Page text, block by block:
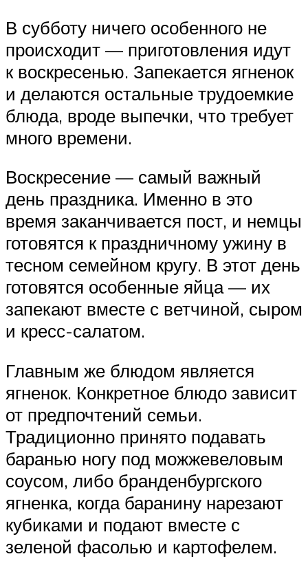
В субботу ничего особенного не
происходит — приготовления идут
к воскресенью. Запекается ягненок
и делаются остальные трудоемкие
блюда, вроде выпечки, что требует
много времени.
Воскресение — самый важный
день праздника. Именно в это
время заканчивается пост, и немцы
готовятся к праздничному ужину в
тесном семейном кругу. В этот день
готовятся особенные яйца — их
запекают вместе с ветчиной, сыром
и кресс-салатом.
Главным же блюдом является
ягненок. Конкретное блюдо зависит
от предпочтений семьи.
Традиционно принято подавать
баранью ногу под можжевеловым
соусом, либо бранденбургского
ягненка, когда баранину нарезают
кубиками и подают вместе с
зеленой фасолью и картофелем.